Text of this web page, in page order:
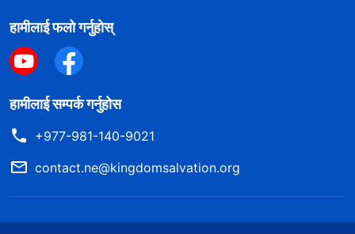
हामीलाई फलो गर्नुहोस्
हामीलाई सम्पर्क गर्नुहोस
+977-981-140-9021
contact.ne@kingdomsalvation.org